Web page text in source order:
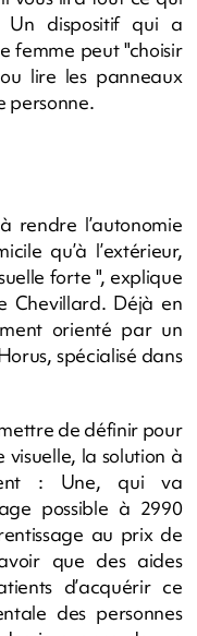
Un dispositif qui a
femme peut "choisir
lire les panneaux
personne.
rendre l’autonomie
qu’à l’extérieur,
forte ", explique
Chevillard. Déjà en
orienté par un
spécialisé dans
de définir pour
la solution à
: Une, qui va
possible à 2990
au prix de
que des aides
d’acquérir ce
des personnes